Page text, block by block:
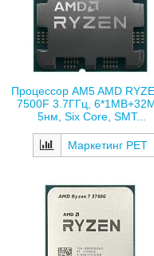
Процессор AM5 AMD
7500F 3.7ГГц,
5нм, Six Core, SMT...
Маркетинг РЕТ